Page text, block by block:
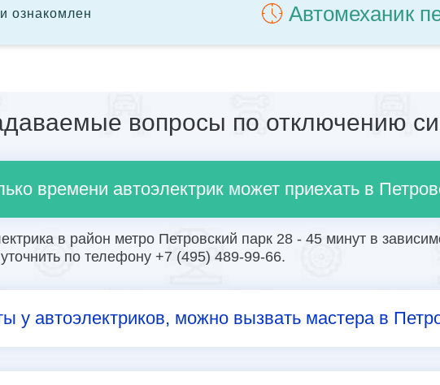
ознакомлен Автомеханик
вопросы по отключению
времени автоэлектрик может приехать в
в район метро Петровский парк 28 - 45 минут в
по телефону +7 (495) 489-99-66.
у автоэлектриков, можно вызвать мастера в